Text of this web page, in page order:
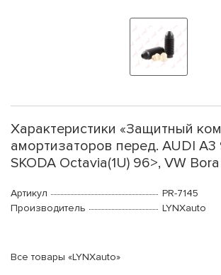
Характеристики «Защитный
амортизаторов перед. AUDI A3
SKODA Octavia(1U) 96>, VW
Артикул
PR-7145
Производитель
LYNXauto
Все товары «LYNXauto»